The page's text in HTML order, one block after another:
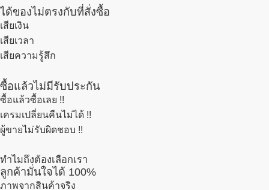
ได้ของไม่ตรงกับที่สั่งซื้อ
เสียเงิน
เสียเวลา
เสียความรู้สึก
ซื้อแล้วไม่มีรับประกัน
ซื้อแล้วซื้อเลย !!
เครมเปลี่ยนคืนไม่ได้ !!
ผู้ขายไม่รับผิดชอบ !!
ทำไมถึงต้องเลือกเรา
ลูกค้ามั่นใจได้ 100%
ภาพจากสินค้าจริง